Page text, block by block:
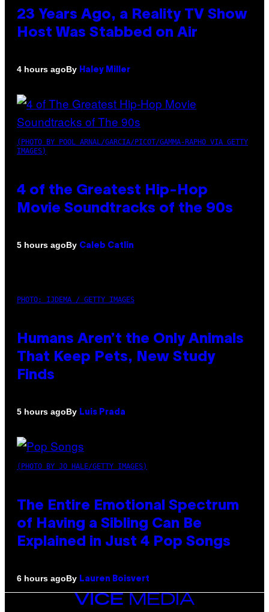
23 Years Ago, a Reality TV Show
Host Was Stabbed on Air
4 hours agoBy Haley Miller
(PHOTO BY POOL ARNAL/GARCIA/PICOT/GAMMA-RAPHO VIA GETTY
IMAGES)
4 of the Greatest Hip-Hop
Movie Soundtracks of the 90s
5 hours agoBy Caleb Catlin
PHOTO: IJDEMA / GETTY IMAGES
Humans Aren’t the Only Animals
That Keep Pets, New Study
Finds
5 hours agoBy Luis Prada
(PHOTO BY JO HALE/GETTY IMAGES)
The Entire Emotional Spectrum
of Having a Sibling Can Be
Explained in Just 4 Pop Songs
6 hours agoBy Lauren Boisvert
VICE
MEDIA